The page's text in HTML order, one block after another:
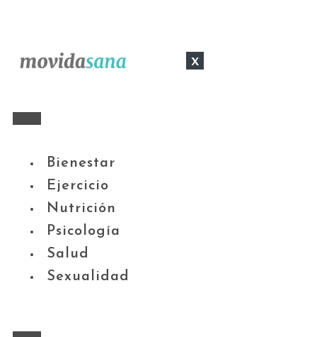
x
Bienestar
Ejercicio
Nutrición
Psicología
Salud
Sexualidad